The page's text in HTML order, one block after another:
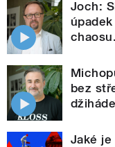
Joch:
bez
Jaké